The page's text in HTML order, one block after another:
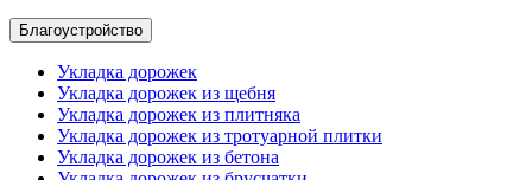
Благоустройство
Укладка дорожек
Укладка дорожек из щебня
Укладка дорожек из плитняка
Укладка дорожек из тротуарной плитки
Укладка дорожек из бетона